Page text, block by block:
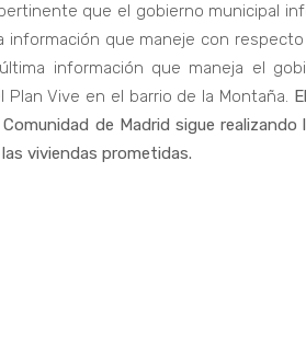
que el gobierno municipal
información que maneje con
información que maneja el
Vive en el barrio de la Montaña.
de Madrid sigue
viviendas prometidas.